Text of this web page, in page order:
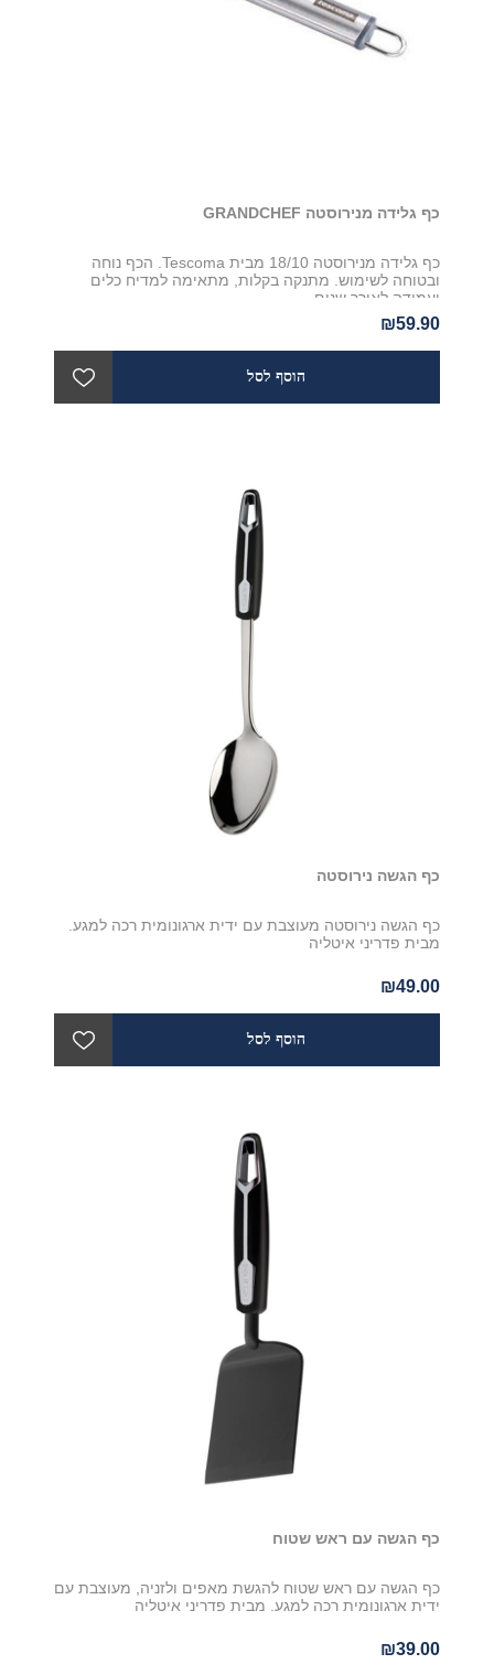
כף גלידה מנירוסטה GRANDCHEF
כף גלידה מנירוסטה 18/10 מבית Tescoma. הכף נוחה
ובטוחה לשימוש. מתנקה בקלות, מתאימה למדיח כלים
ועמידה לאורך שנים
₪59.90
כף הגשה נירוסטה
כף הגשה נירוסטה מעוצבת עם ידית ארגונומית רכה למגע.
מבית פדריני איטליה
₪49.00
כף הגשה עם ראש שטוח
כף הגשה עם ראש שטוח להגשת מאפים ולזניה, מעוצבת עם
ידית ארגונומית רכה למגע. מבית פדריני איטליה
₪39.00